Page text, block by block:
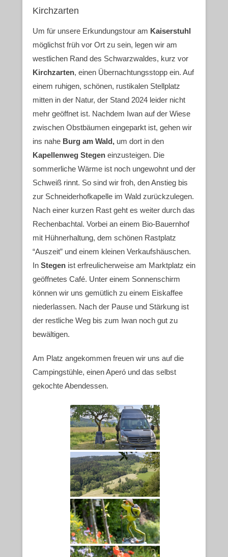
Kirchzarten
Um für unsere Erkundungstour am Kaiserstuhl
möglichst früh vor Ort zu sein, legen wir am
westlichen Rand des Schwarzwaldes, kurz vor
Kirchzarten, einen Übernachtungsstopp ein. Auf
einem ruhigen, schönen, rustikalen Stellplatz
mitten in der Natur, der Stand 2024 leider nicht
mehr geöffnet ist. Nachdem Iwan auf der Wiese
zwischen Obstbäumen eingeparkt ist, gehen wir
ins nahe Burg am Wald, um dort in den
Kapellenweg Stegen einzusteigen. Die
sommerliche Wärme ist noch ungewohnt und der
Schweiß rinnt. So sind wir froh, den Anstieg bis
zur Schneiderhofkapelle im Wald zurückzulegen.
Nach einer kurzen Rast geht es weiter durch das
Rechenbachtal. Vorbei an einem Bio-Bauernhof
mit Hühnerhaltung, dem schönen Rastplatz
“Auszeit” und einem kleinen Verkaufshäuschen.
In Stegen ist erfreulicherweise am Marktplatz ein
geöffnetes Café. Unter einem Sonnenschirm
können wir uns gemütlich zu einem Eiskaffee
niederlassen. Nach der Pause und Stärkung ist
der restliche Weg bis zum Iwan noch gut zu
bewältigen.
Am Platz angekommen freuen wir uns auf die
Campingstühle, einen Aperó und das selbst
gekochte Abendessen.